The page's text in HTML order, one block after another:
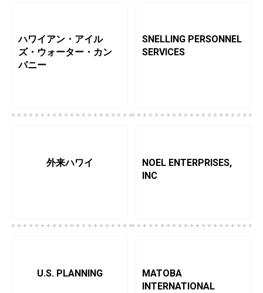
ハワイアン・アイル
ズ・ウォーター・カン
パニー
SNELLING PERSONNEL
SERVICES
外来ハワイ
NOEL ENTERPRISES,
INC
U.S. PLANNING
MATOBA
INTERNATIONAL